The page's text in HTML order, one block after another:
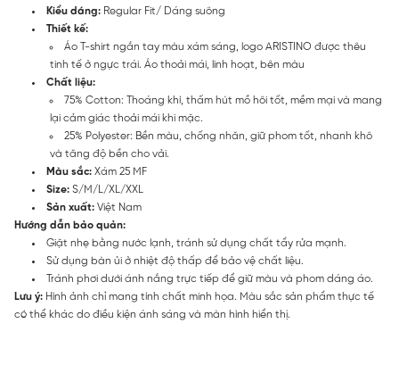
Kiểu dáng: Regular Fit/ Dáng suông
Thiết kế:
Áo T-shirt ngắn tay màu xám sáng, logo ARISTINO được thêu
tinh tế ở ngực trái. Áo thoải mái, linh hoạt, bên màu
Chất liệu:
75% Cotton: Thoáng khí, thấm hút mồ hôi tốt, mềm mại và mang
lại cảm giác thoải mái khi mặc.
25% Polyester: Bền màu, chống nhăn, giữ phom tốt, nhanh khô
và tăng độ bền cho vải.
Màu sắc: Xám 25 MF
Size: S/M/L/XL/XXL
Sản xuất: Việt Nam
Hướng dẫn bảo quản:
Giặt nhẹ bằng nước lạnh, tránh sử dụng chất tẩy rửa mạnh.
Sử dụng bàn ủi ở nhiệt độ thấp để bảo vệ chất liệu.
Tránh phơi dưới ánh nắng trực tiếp để giữ màu và phom dáng áo.
Lưu ý: Hình ảnh chỉ mang tính chất minh họa. Màu sắc sản phẩm thực tế
có thể khác do điều kiện ánh sáng và màn hình hiển thị.